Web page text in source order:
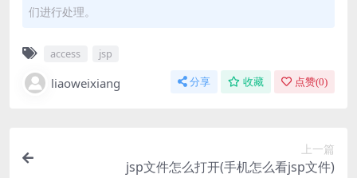
们进行处理。
access jsp
liaoweixiang 分享 收藏 点赞(0)
上一篇
jsp文件怎么打开(手机怎么看jsp文件)